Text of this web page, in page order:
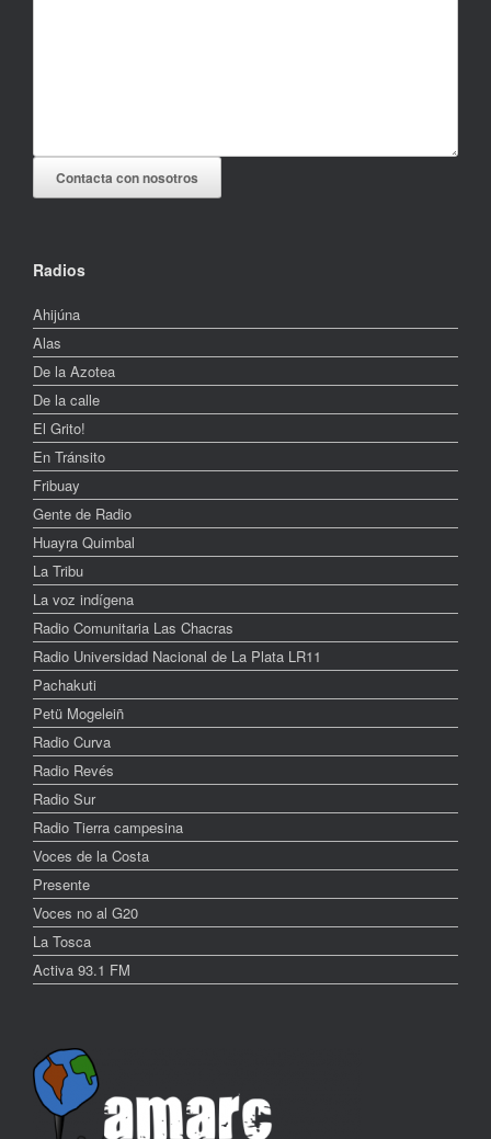
Contacta con nosotros
Radios
Ahijúna
Alas
De la Azotea
De la calle
El Grito!
En Tránsito
Fribuay
Gente de Radio
Huayra Quimbal
La Tribu
La voz indígena
Radio Comunitaria Las Chacras
Radio Universidad Nacional de La Plata LR11
Pachakuti
Petü Mogeleiñ
Radio Curva
Radio Revés
Radio Sur
Radio Tierra campesina
Voces de la Costa
Presente
Voces no al G20
La Tosca
Activa 93.1 FM